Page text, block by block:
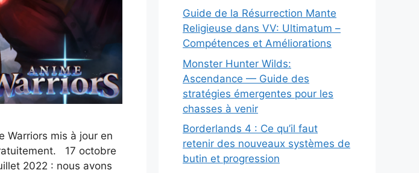
Warriors mis à jour en
17 octobre
2022 : nous avons
Guide de la Résurrection Mante
Religieuse dans VV: Ultimatum –
Compétences et Améliorations
Monster Hunter Wilds:
Ascendance — Guide des
stratégies émergentes pour les
chasses à venir
Borderlands 4 : Ce qu’il faut
retenir des nouveaux systèmes de
butin et progression